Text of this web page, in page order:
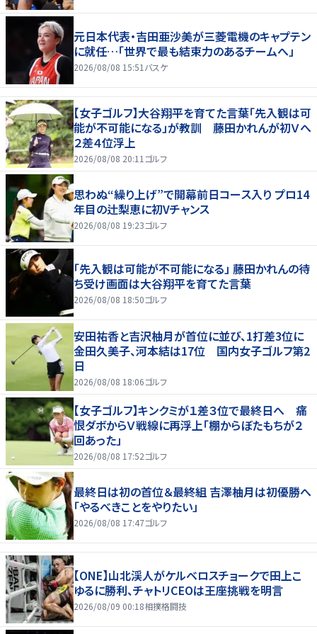
元日本代表・吉田亜沙美が三菱電機のキャプテン
に就任…「世界で最も結束力のあるチームへ」
2026/08/08 15:51 バスケ
【女子ゴルフ】大谷翔平を育てた言葉「先入観は可
能が不可能になる」が教訓 藤田かれんが初Ｖへ
２差４位浮上
2026/08/08 20:11 ゴルフ
思わぬ“繰り上げ”で開幕前日コース入り プロ14
年目の辻梨恵に初Vチャンス
2026/08/08 19:23ゴルフ
「先入観は可能が不可能になる」 藤田かれんの待
ち受け画面は大谷翔平を育てた言葉
2026/08/08 18:50ゴルフ
安田祐香と吉沢柚月が首位に並び、1打差3位に
金田久美子、河本結は17位 国内女子ゴルフ第2
日
2026/08/08 18:06ゴルフ
【女子ゴルフ】キンクミが１差３位で最終日へ 痛
恨ダボからＶ戦線に再浮上「棚からぼたもちが２
回あった」
2026/08/08 17:52ゴルフ
最終日は初の首位＆最終組 吉澤柚月は初優勝へ
「やるべきことをやりたい」
2026/08/08 17:47ゴルフ
【ONE】山北渓人がケルベロスチョークで田上こ
ゆるに勝利、チャトリCEOは王座挑戦を明言
2026/08/09 00:18相撲格闘技